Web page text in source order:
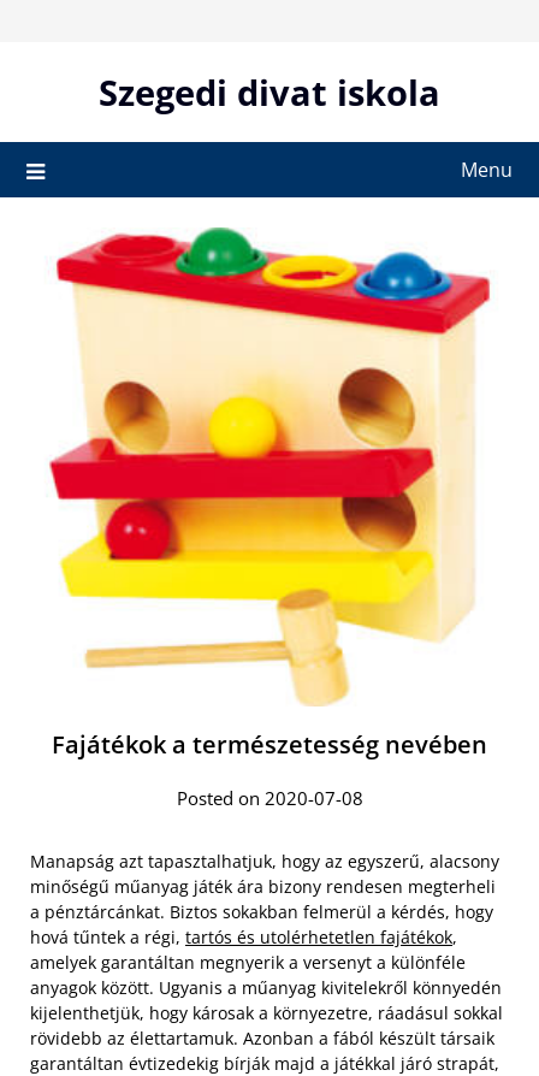
Szegedi divat iskola
Menu
Fajátékok a természetesség nevében
Posted on 2020-07-08
Manapság azt tapasztalhatjuk, hogy az egyszerű, alacsony
minőségű műanyag játék ára bizony rendesen megterheli
a pénztárcánkat. Biztos sokakban felmerül a kérdés, hogy
hová tűntek a régi, tartós és utolérhetetlen fajátékok,
amelyek garantáltan megnyerik a versenyt a különféle
anyagok között. Ugyanis a műanyag kivitelekről könnyedén
kijelenthetjük, hogy károsak a környezetre, ráadásul sokkal
rövidebb az élettartamuk. Azonban a fából készült társaik
garantáltan évtizedekig bírják majd a játékkal járó strapát,